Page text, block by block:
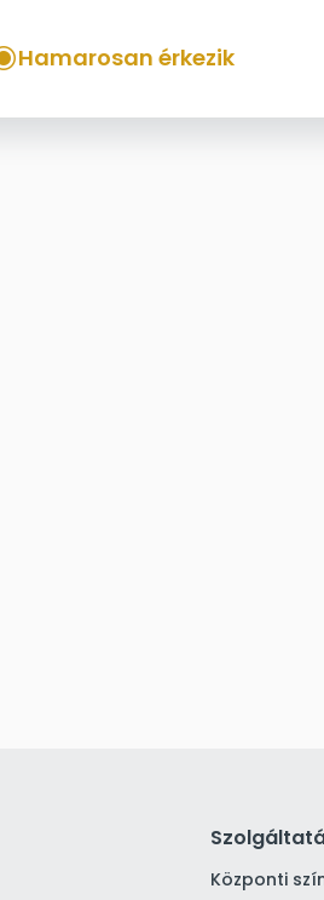
Hamarosan érkezik
Központi